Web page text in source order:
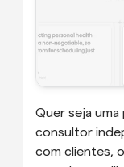
Quer seja uma
consultor
com clientes,